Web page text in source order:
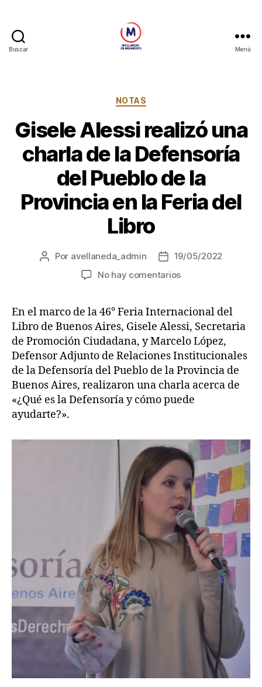
Buscar Menú
Categorías
NOTAS
Gisele Alessi realizó una
charla de la Defensoría
del Pueblo de la
Provincia en la Feria del
Libro
Autor
Por avellaneda_admin
Fecha
de
19/05/2022
No hay comentariosen
realizó
una
charla
de
la
Defensoría
del
Pueblo
Provincia
en
la
Feria
del
Libro
En el marco de la 46° Feria Internacional del
Libro de Buenos Aires, Gisele Alessi, Secretaria
de Promoción Ciudadana, y Marcelo López,
Defensor Adjunto de Relaciones Institucionales
de la Defensoría del Pueblo de la Provincia de
Buenos Aires, realizaron una charla acerca de
«¿Qué es la Defensoría y cómo puede
ayudarte?».